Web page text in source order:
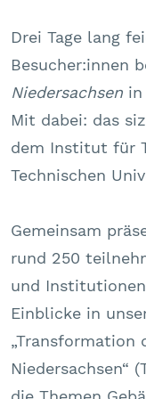
Drei Tage lang
Besucher:innen
Niedersachsen in
Mit dabei: das
dem Institut für
Technischen
Gemeinsam
rund 250
und
Einblicke in
„Transformation
Niedersachsen“